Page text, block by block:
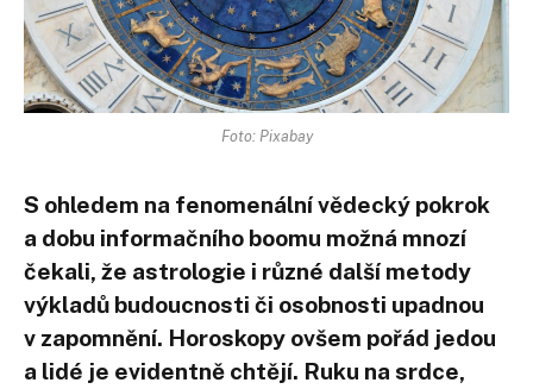
Foto: Pixabay
S ohledem na fenomenální vědecký pokrok
a dobu informačního boomu možná mnozí
čekali, že astrologie i různé další metody
výkladů budoucnosti či osobnosti upadnou
v zapomnění. Horoskopy ovšem pořád jedou
a lidé je evidentně chtějí. Ruku na srdce,